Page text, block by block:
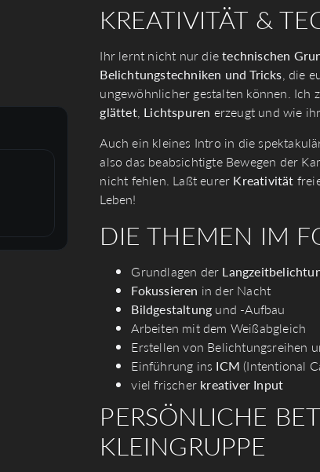
KREATIVITÄT &
Ihr lernt nicht nur dietechnischen
Belichtungstechniken und Tricks, die
ungewöhnlicher gestalten können. Ich
glättet, Lichtspuren erzeugt und wie
Auch ein kleines Intro in die
also das beabsichtigte Bewegen der
nicht fehlen. Laßt eurer Kreativität
Leben!
DIE THEMEN IM
Grundlagen der
Fokussieren in der Nacht
Bildgestaltung und -Aufbau
Arbeiten mit dem Weißabgleich
Erstellen von Belichtungsreihen
Einführung ins ICM (Intentional
viel frischer kreativer Input
PERSÖNLICHE
KLEINGRUPPE